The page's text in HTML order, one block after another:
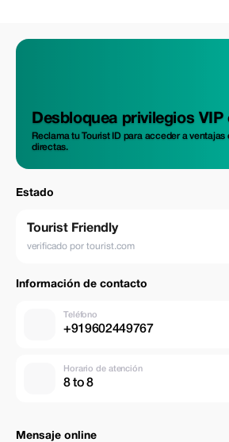
Desbloquea privilegios
Reclama tu Tourist ID para acceder a ventajas
directas.
Estado
Tourist Friendly
verificado por tourist.com
Información de contacto
Teléfono
+919602449767
Horario de atención
8 to 8
Mensaje online